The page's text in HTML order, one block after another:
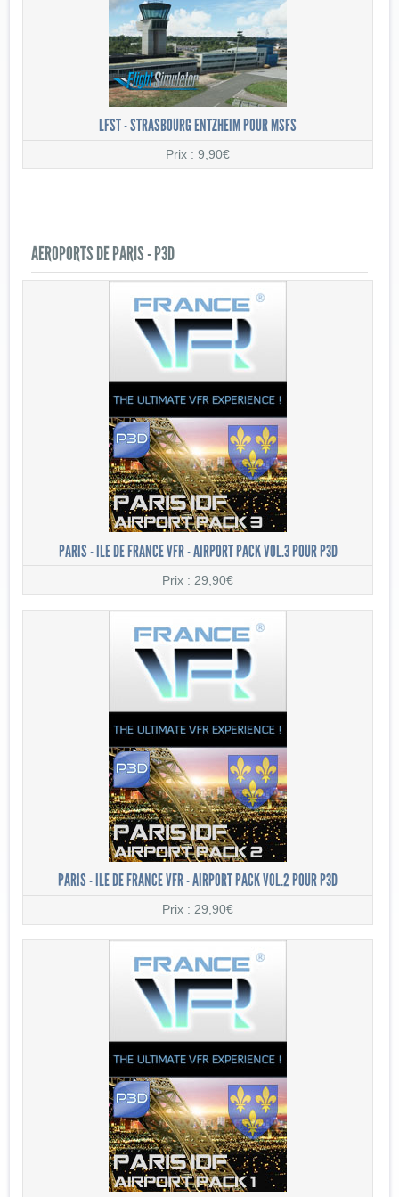
LFST - STRASBOURG ENTZHEIM POUR MSFS
Prix : 9,90€
AEROPORTS DE PARIS - P3D
PARIS - ILE DE FRANCE VFR - AIRPORT PACK VOL.3 POUR P3D
Prix : 29,90€
PARIS - ILE DE FRANCE VFR - AIRPORT PACK VOL.2 POUR P3D
Prix : 29,90€